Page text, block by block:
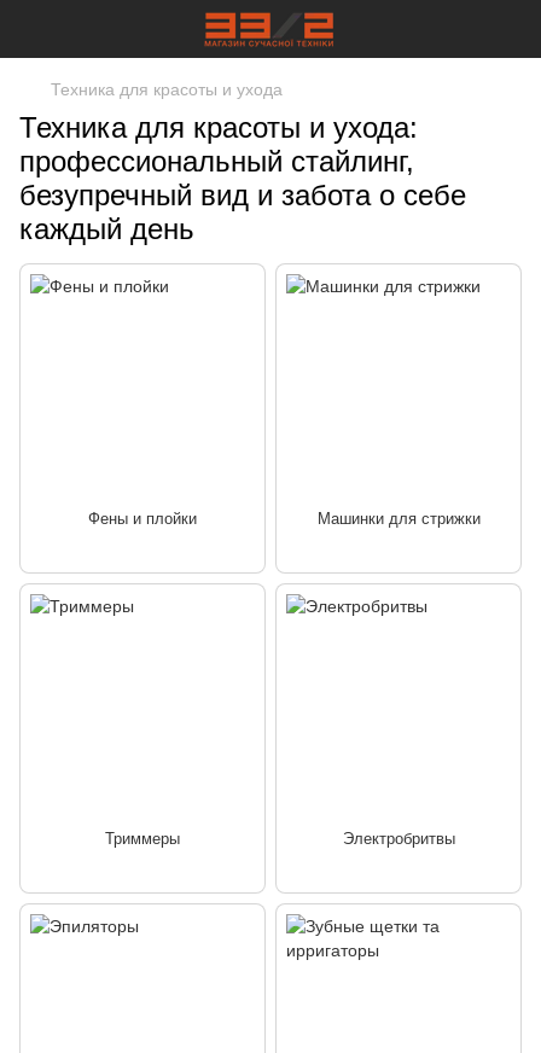
Техника для красоты и ухода
Техника для красоты и ухода:
профессиональный стайлинг,
безупречный вид и забота о себе
каждый день
Фены и плойки Машинки для стрижки
Триммеры Электробритвы